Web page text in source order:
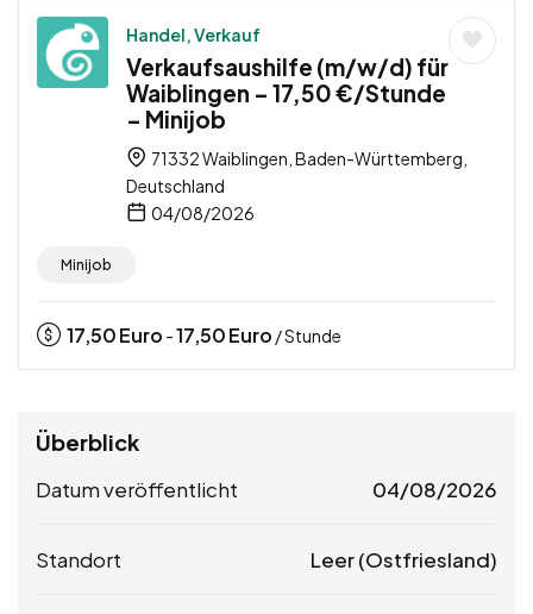
Handel, Verkauf
Verkaufsaushilfe (m/w/d) für
Waiblingen – 17,50 €/Stunde
– Minijob
71332 Waiblingen, Baden-Württemberg,
Deutschland
04/08/2026
Minijob
17,50Euro -17,50Euro / Stunde
Überblick
Datum veröffentlicht 04/08/2026
Standort Leer (Ostfriesland)